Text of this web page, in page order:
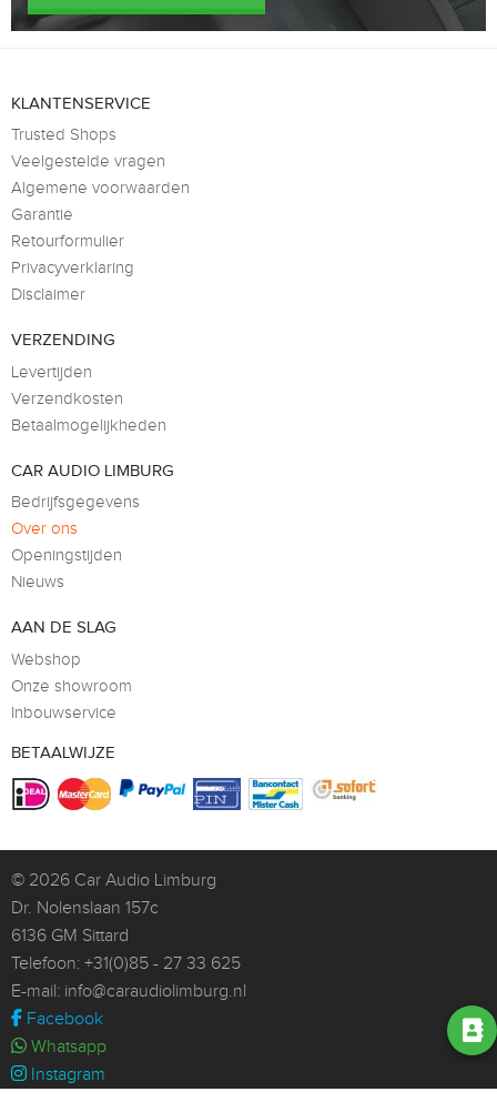
KLANTENSERVICE
Trusted Shops
Veelgestelde vragen
Algemene voorwaarden
Garantie
Retourformulier
Privacyverklaring
Disclaimer
VERZENDING
Levertijden
Verzendkosten
Betaalmogelijkheden
CAR AUDIO LIMBURG
Bedrijfsgegevens
Over ons
Openingstijden
Nieuws
AAN DE SLAG
Webshop
Onze showroom
Inbouwservice
BETAALWIJZE
© 2026 Car Audio Limburg
Dr. Nolenslaan 157c
6136 GM Sittard
Telefoon: +31(0)85 - 27 33 625
E-mail: info@caraudiolimburg.nl
Facebook
Whatsapp
Instagram